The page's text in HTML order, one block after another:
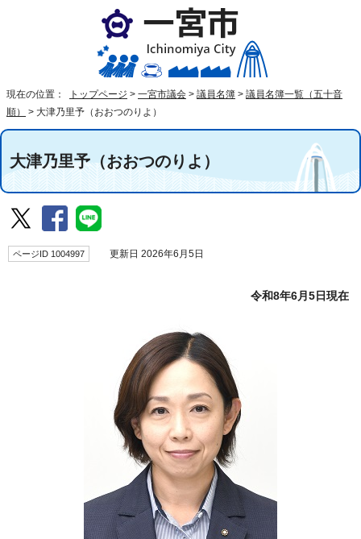
現在の位置： トップページ > 一宮市議会 > 議員名簿 > 議員名簿一覧（五十音
順）
> 大津乃里予（おおつのりよ）
大津乃里予（おおつのりよ）
ページID 1004997 更新日 2026年6月5日
令和8年6月5日現在